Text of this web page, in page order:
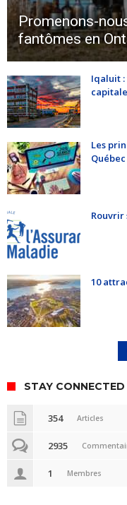
Promenons-
fantômes en
Iqaluit :
Les
Rouvrir
10
STAY CONNECTED
354 Articles
2935
1 Membres